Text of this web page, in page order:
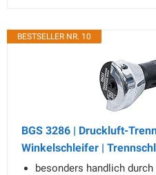
BESTSELLER NR. 10
BGS 3286 | Druckluft-
Winkelschleifer |
besonders handlich